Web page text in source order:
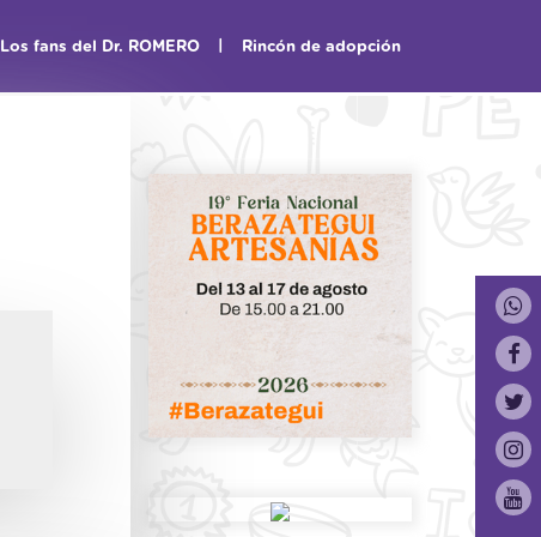
Los fans del Dr. ROMERO Rincón de adopción